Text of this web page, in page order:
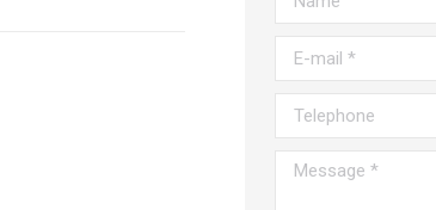
E-mail *
Telephone
Message *